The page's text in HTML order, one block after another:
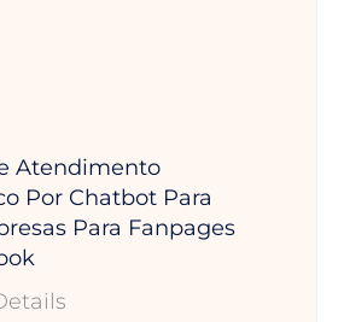
Atendimento
Por Chatbot Para
Para Fanpages